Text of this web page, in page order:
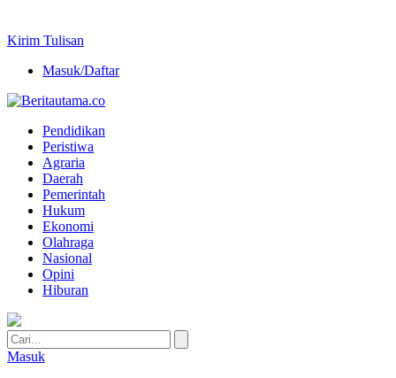
Kirim Tulisan
Masuk/Daftar
Pendidikan
Peristiwa
Agraria
Daerah
Pemerintah
Hukum
Ekonomi
Olahraga
Nasional
Opini
Hiburan
Masuk